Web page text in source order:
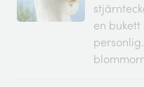
en bukett